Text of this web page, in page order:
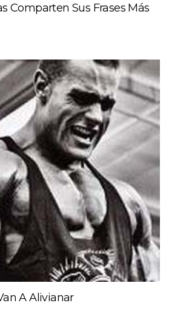
Comparten Sus Frases Más
A Alivianar